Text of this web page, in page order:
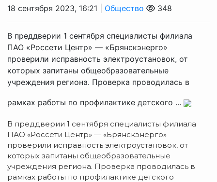
18 сентября 2023, 16:21 | Общество 348
В преддверии 1 сентября специалисты филиала
ПАО «Россети Центр» — «Брянскэнерго»
проверили исправность электроустановок, от
которых запитаны общеобразовательные
учреждения региона. Проверка проводилась в
рамках работы по профилактике детского ...
В преддверии 1 сентября специалисты филиала
ПАО «Россети Центр» — «Брянскэнерго»
проверили исправность электроустановок, от
которых запитаны общеобразовательные
учреждения региона. Проверка проводилась в
рамках работы по профилактике детского